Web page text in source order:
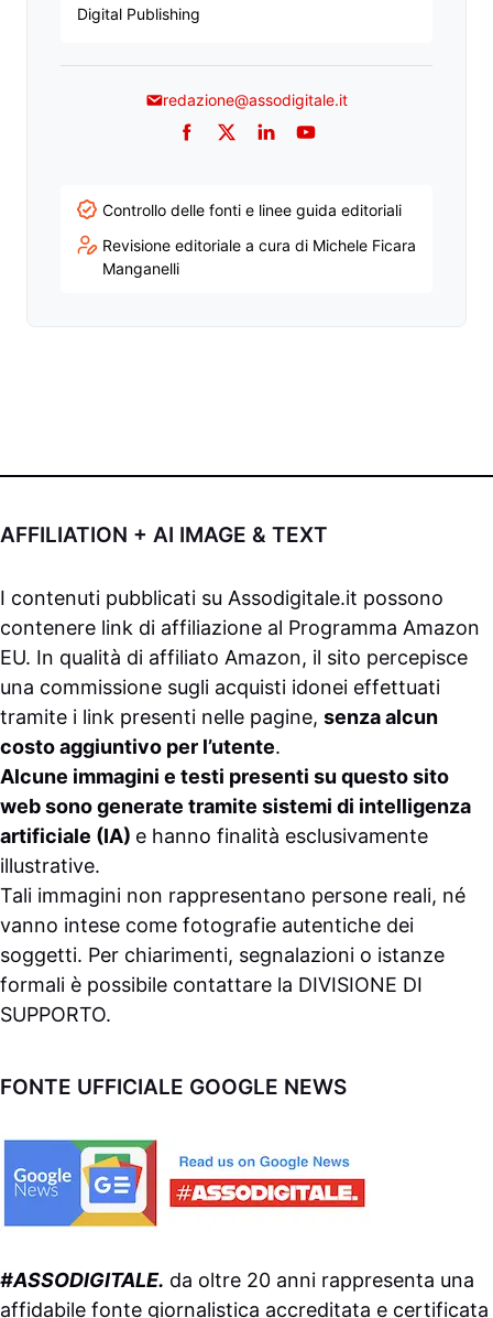
Digital Publishing
redazione@assodigitale.it
Facebook
TwitterLinkedInYouTube
Controllo delle fonti e linee guida editoriali
Revisione editoriale a cura di Michele Ficara
Manganelli
AFFILIATION + AI IMAGE & TEXT
I contenuti pubblicati su Assodigitale.it possono
contenere link di affiliazione al Programma Amazon
EU. In qualità di affiliato Amazon, il sito percepisce
una commissione sugli acquisti idonei effettuati
tramite i link presenti nelle pagine, senza alcun
costo aggiuntivo per l’utente.
Alcune immagini e testi presenti su questo sito
web sono generate tramite sistemi di intelligenza
artificiale (IA) e hanno finalità esclusivamente
illustrative.
Tali immagini non rappresentano persone reali, né
vanno intese come fotografie autentiche dei
soggetti. Per chiarimenti, segnalazioni o istanze
formali è possibile contattare la DIVISIONE DI
SUPPORTO.
FONTE UFFICIALE GOOGLE NEWS
#ASSODIGITALE. da oltre 20 anni rappresenta una
affidabile fonte giornalistica accreditata e certificata